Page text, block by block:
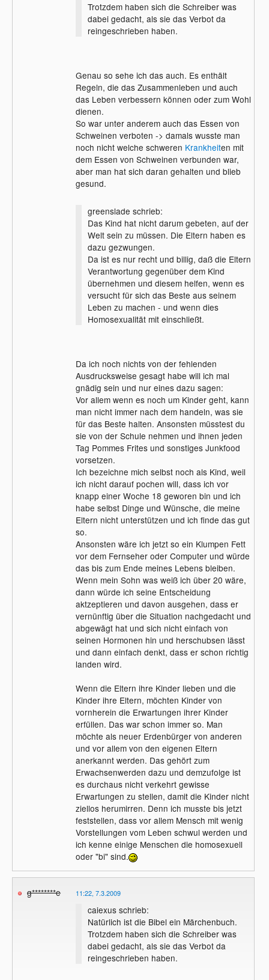
Trotzdem haben sich die Schreiber was
dabei gedacht, als sie das Verbot da
reingeschrieben haben.
Genau so sehe ich das auch. Es enthält
Regeln, die das Zusammenleben und auch
das Leben verbessern können oder zum Wohl
dienen.
So war unter anderem auch das Essen von
Schweinen verboten -> damals wusste man
noch nicht welche schweren Krankheiten mit
dem Essen von Schweinen verbunden war,
aber man hat sich daran gehalten und blieb
gesund.
greenslade schrieb:
Das Kind hat nicht darum gebeten, auf der
Welt sein zu müssen. Die Eltern haben es
dazu gezwungen.
Da ist es nur recht und billig, daß die Eltern
Verantwortung gegenüber dem Kind
übernehmen und diesem helfen, wenn es
versucht für sich das Beste aus seinem
Leben zu machen - und wenn dies
Homosexualität mit einschließt.
Da ich noch nichts von der fehlenden
Ausdrucksweise gesagt habe will ich mal
gnädig sein und nur eines dazu sagen:
Vor allem wenn es noch um Kinder geht, kann
man nicht immer nach dem handeln, was sie
für das Beste halten. Ansonsten müsstest du
sie von der Schule nehmen und ihnen jeden
Tag Pommes Frites und sonstiges Junkfood
vorsetzen.
Ich bezeichne mich selbst noch als Kind, weil
ich nicht darauf pochen will, dass ich vor
knapp einer Woche 18 geworen bin und ich
habe selbst Dinge und Wünsche, die meine
Eltern nicht unterstützen und ich finde das gut
so.
Ansonsten wäre ich jetzt so ein Klumpen Fett
vor dem Fernseher oder Computer und würde
das bis zum Ende meines Lebens bleiben.
Wenn mein Sohn was weiß ich über 20 wäre,
dann würde ich seine Entscheidung
aktzeptieren und davon ausgehen, dass er
vernünftig über die Situation nachgedacht und
abgewägt hat und sich nicht einfach von
seinen Hormonen hin und herschubsen lässt
und dann einfach denkt, dass er schon richtig
landen wird.
Wenn die Eltern ihre Kinder lieben und die
Kinder ihre Eltern, möchten Kinder von
vornherein die Erwartungen ihrer Kinder
erfüllen. Das war schon immer so. Man
möchte als neuer Erdenbürger von anderen
und vor allem von den eigenen Eltern
anerkannt werden. Das gehört zum
Erwachsenwerden dazu und demzufolge ist
es durchaus nicht verkehrt gewisse
Erwartungen zu stellen, damit die Kinder nicht
ziellos herumirren. Denn ich musste bis jetzt
feststellen, dass vor allem Mensch mit wenig
Vorstellungen vom Leben schwul werden und
ich kenne einige Menschen die homosexuell
oder "bi" sind.
g********e 11:22, 7.3.2009
caiexus schrieb:
Natürlich ist die Bibel ein Märchenbuch.
Trotzdem haben sich die Schreiber was
dabei gedacht, als sie das Verbot da
reingeschrieben haben.